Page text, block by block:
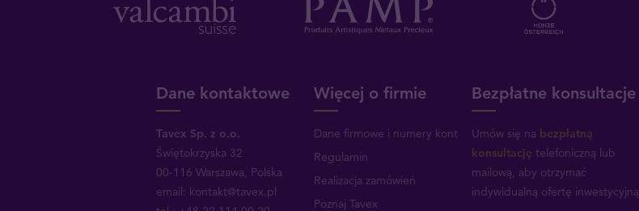
Dane kontaktowe
Tavex Sp. z o.o.
Świętokrzyska 32
00-116 Warszawa, Polska
email: kontakt@tavex.pl
Więcej o firmie
Dane firmowe i numery kont
Regulamin
Realizacja zamówień
Poznaj Tavex
Bezpłatne konsultacje
Umów się na bezpłatną
konsultację telefoniczną lub
mailową, aby otrzymać
indywidualną ofertę inwestycyjną